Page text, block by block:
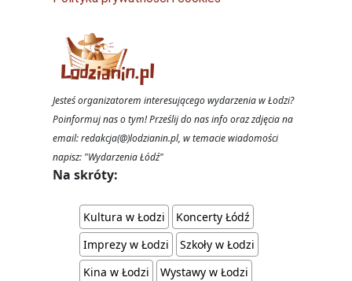
Jesteś organizatorem interesującego wydarzenia w Łodzi?
Poinformuj nas o tym! Prześlij do nas info oraz zdjęcia na
email: redakcja(@)lodzianin.pl, w temacie wiadomości
napisz: "Wydarzenia Łódź"
Na skróty:
Kultura w Łodzi
Koncerty Łódź
Imprezy w Łodzi
Szkoły w Łodzi
Kina w Łodzi
Wystawy w Łodzi